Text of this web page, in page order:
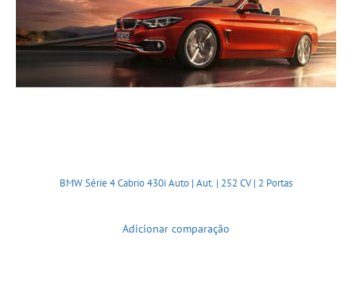
BMW Série 4 Cabrio 430i Auto | Aut. | 252 CV | 2 Portas
Adicionar comparação